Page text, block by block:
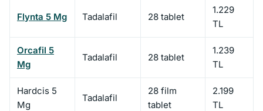
Flynta 5 Mg Tadalafil 28 tablet
1.229
TL
Orcafil 5
Mg
Tadalafil 28 tablet
1.239
TL
Hardcis 5
Mg
Tadalafil
28 film
tablet
2.199
TL